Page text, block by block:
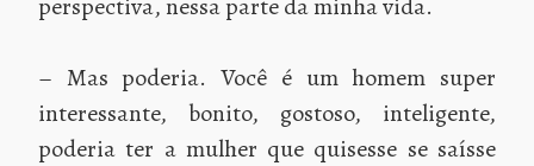
– Mas poderia. Você é um homem super
interessante, bonito, gostoso, inteligente,
poderia ter a mulher que quisesse se saísse